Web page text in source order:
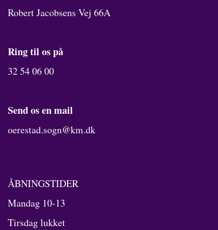
Robert Jacobsens Vej 66A
Ring til os på
32 54 06 00
Send os en mail
oerestad.sogn@km.dk
ÅBNINGSTIDER
Mandag 10-13
Tirsdag lukket